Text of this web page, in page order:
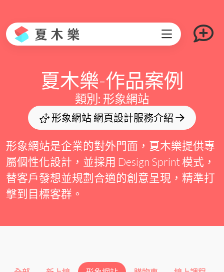
夏木樂-作品案例
類別: 形象網站
形象網站 網頁設計服務介紹
形象網站是企業的對外門面，夏木樂提供專
屬個性化設計，並採用 Design Sprint 模式，
替客戶發想並規劃合適的創意呈現，精準打
擊到目標客群。